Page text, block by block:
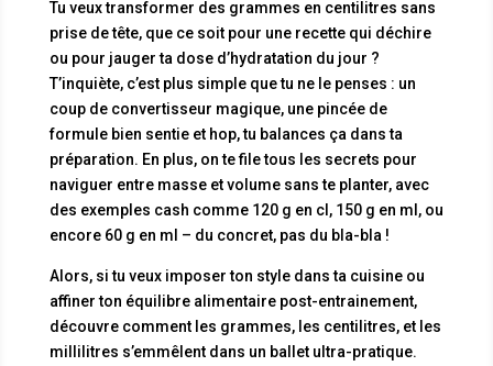
Tu veux transformer des grammes en centilitres sans
prise de tête, que ce soit pour une recette qui déchire
ou pour jauger ta dose d’hydratation du jour ?
T’inquiète, c’est plus simple que tu ne le penses : un
coup de convertisseur magique, une pincée de
formule bien sentie et hop, tu balances ça dans ta
préparation. En plus, on te file tous les secrets pour
naviguer entre masse et volume sans te planter, avec
des exemples cash comme 120 g en cl, 150 g en ml, ou
encore 60 g en ml – du concret, pas du bla-bla !
Alors, si tu veux imposer ton style dans ta cuisine ou
affiner ton équilibre alimentaire post-entrainement,
découvre comment les grammes, les centilitres, et les
millilitres s’emmêlent dans un ballet ultra-pratique.